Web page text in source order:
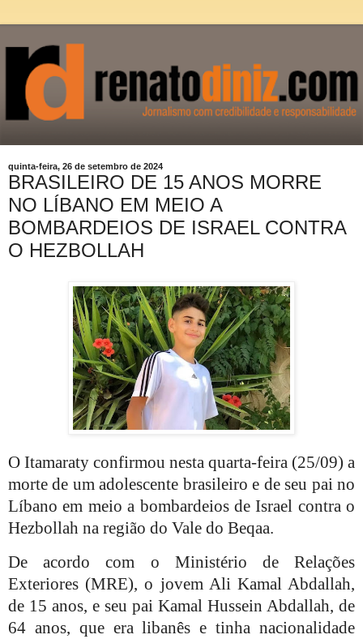
quinta-feira, 26 de setembro de 2024
BRASILEIRO DE 15 ANOS MORRE
NO LÍBANO EM MEIO A
BOMBARDEIOS DE ISRAEL CONTRA
O HEZBOLLAH
O Itamaraty confirmou nesta quarta-feira (25/09) a
morte de um adolescente brasileiro e de seu pai no
Líbano em meio a bombardeios de Israel contra o
Hezbollah na região do Vale do Beqaa.
De acordo com o Ministério de Relações
Exteriores (MRE), o jovem Ali Kamal Abdallah,
de 15 anos, e seu pai Kamal Hussein Abdallah, de
64 anos, que era libanês e tinha nacionalidade